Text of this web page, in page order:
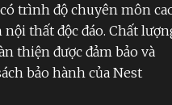
trình độ chuyên môn
thất độc đáo. Chất
thiện được đảm bảo và
bảo hành của Nest